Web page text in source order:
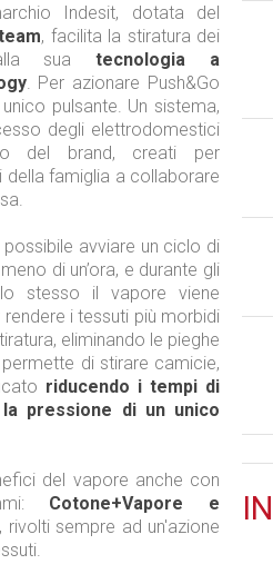
Indesit, dotata del
, facilita la stiratura dei
suatecnologia a
. Per azionare Push&Go
pulsante. Un sistema,
degli elettrodomestici
del brand, creati per
famiglia a collaborare
avviare un ciclo di
di un’ora, e durante gli
stesso il vapore viene
i tessuti più morbidi
eliminando le pieghe
di stirare camicie,
riducendo i tempi di
pressione di un unico
del vapore anche con
Cotone+Vapore e
, rivolti sempre ad un'azione
IN